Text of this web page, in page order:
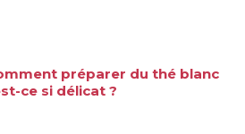
préparer du thé blanc
ce si délicat ?